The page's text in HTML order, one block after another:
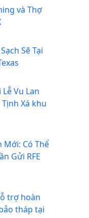
và Thợ
Sẽ Tại
Vu Lan
Xá khu
Mới: Có Thể
Gửi RFE
trợ hoàn
tháp tại